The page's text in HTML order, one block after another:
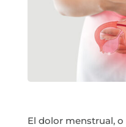
El dolor menstrual,